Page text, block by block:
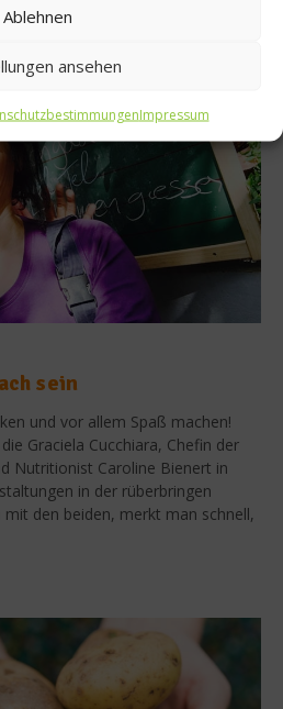
Ablehnen
ansehen
Impressum
sein
und vor allem Spaß machen!
Graciela Cucchiara, Chefin der
Nutritionist Caroline Bienert in
in der rüberbringen
den beiden, merkt man schnell,